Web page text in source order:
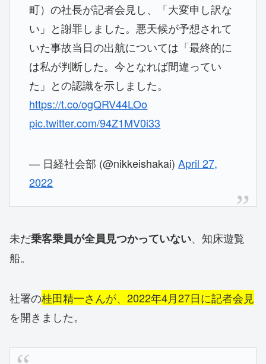
町）の社長が記者会見し、「大変申し訳な
い」と謝罪しました。悪天候が予想されて
いた事故当日の出航については「最終的に
は私が判断した。今となれば間違ってい
た」との認識を示しました。
https://t.co/ogQRV44LOo
pic.twitter.com/94Z1MV0i33
— 日経社会部 (@nikkeishakai)April 27,
2022
未だ乗客乗員が全員見つかっていない、知床遊覧
船。
社署の桂田精一さんが、2022年4月27日に記者会見
を開きました。